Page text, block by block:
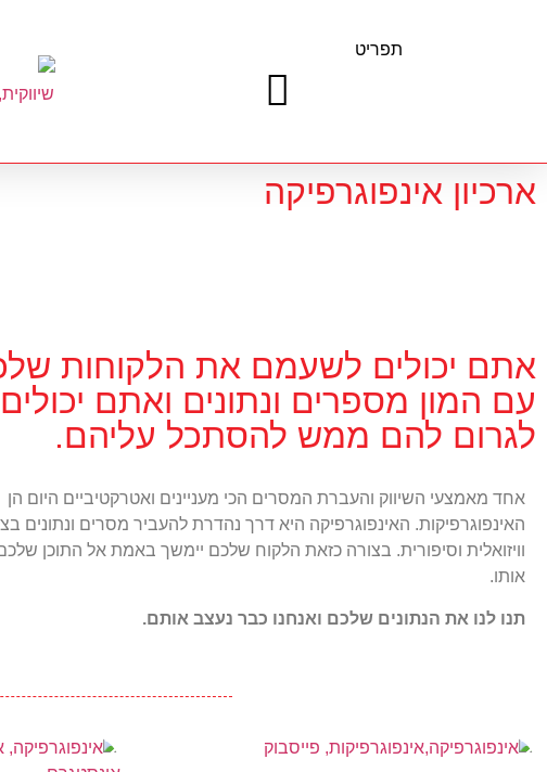
תפריט
ארכיון אינפוגרפיקה
אתם יכולים לשעמם את הלקוחות
עם המון מספרים ונתונים ואתם
לגרום להם ממש להסתכל עליהם.
אחד מאמצעי השיווק והעברת המסרים הכי מעניינים ואטרקטיביים היום הן
האינפוגרפיקות. האינפוגרפיקה היא דרך נהדרת להעביר מסרים ונתונים
וויזואלית וסיפורית. בצורה כזאת הלקוח שלכם יימשך באמת אל התוכן
אותו.
תנו לנו את הנתונים שלכם ואנחנו כבר נעצב אותם.